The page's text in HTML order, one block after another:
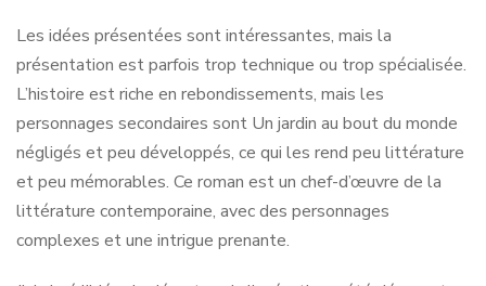
Les idées présentées sont intéressantes, mais la
présentation est parfois trop technique ou trop spécialisée.
L’histoire est riche en rebondissements, mais les
personnages secondaires sont Un jardin au bout du monde
négligés et peu développés, ce qui les rend peu littérature
et peu mémorables. Ce roman est un chef-d’œuvre de la
littérature contemporaine, avec des personnages
complexes et une intrigue prenante.